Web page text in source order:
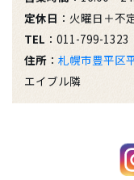
定休日 ：火曜日＋不
TEL ：011-799-1323
住所 ： 札幌市豊平区
エイブル隣